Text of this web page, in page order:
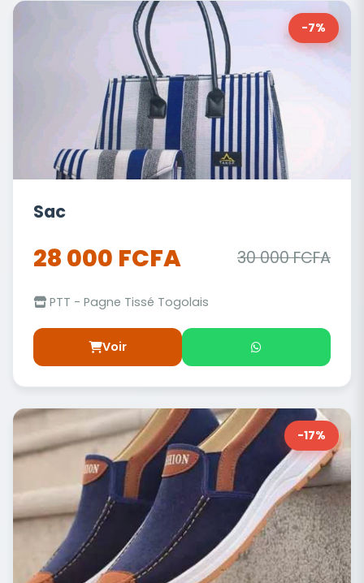
-7%
Sac
28 000 FCFA 30 000 FCFA
PTT - Pagne Tissé Togolais
Voir
-17%